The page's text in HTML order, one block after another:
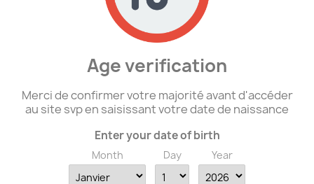
WW2 - Pelle Allemande Repro
29,00 €
favorite_border
Age verification
Merci de confirmer votre majorité avant d'accéder
au site svp en saisissant votre date de naissance
Enter your date of birth
Month Day Year